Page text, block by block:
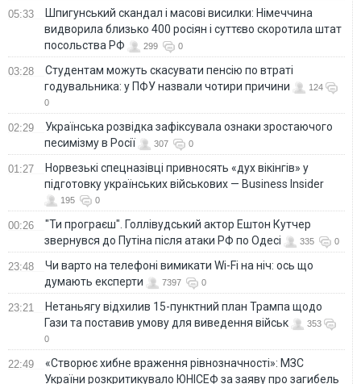
05:33
Шпигунський скандал і масові висилки: Німеччина
видворила близько 400 росіян і суттєво скоротила штат
посольства РФ
299 0
03:28
Студентам можуть скасувати пенсію по втраті
годувальника: у ПФУ назвали чотири причини
124
0
02:29
Українська розвідка зафіксувала ознаки зростаючого
песимізму в Росії
307 0
01:27
Норвезькі спецназівці привносять «дух вікінгів» у
підготовку українських військових — Business Insider
195 0
00:26
"Ти програєш". Голлівудський актор Ештон Кутчер
звернувся до Путіна після атаки РФ по Одесі
335 0
23:48
Чи варто на телефонi вимикати Wi-Fi на ніч: ось що
думають експерти
7397 0
23:21
Нетаньягу відхилив 15-пунктний план Трампа щодо
Гази та поставив умову для виведення військ
353
0
22:49
«Створює хибне враження рівнозначності»: МЗС
України розкритикувало ЮНІСЕФ за заяву про загибель